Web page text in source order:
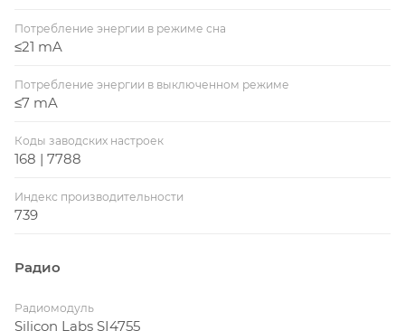
Потребление энергии в режиме сна
≤21 mA
Потребление энергии в выключенном режиме
≤7 mA
Коды заводских настроек
168 | 7788
Индекс производительности
739
Радио
Радиомодуль
Silicon Labs SI4755